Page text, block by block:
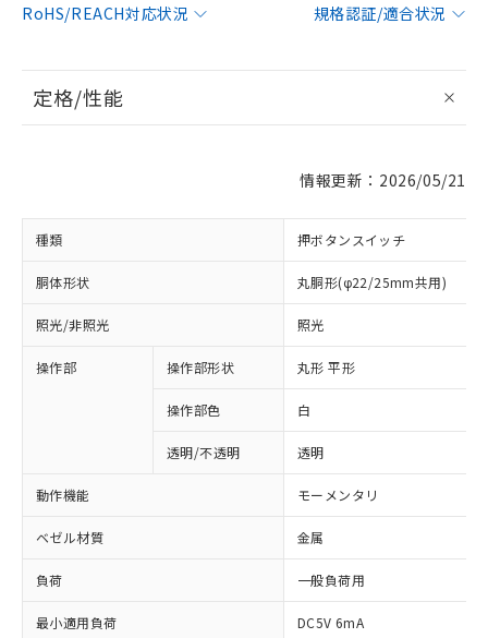
RoHS/REACH対応状況
規格認証/適合状況
定格/性能
情報更新：2026/05/21
種類 押ボタンスイッチ
胴体形状 丸胴形(φ22/25mm共用)
照光/非照光 照光
操作部 操作部形状 丸形 平形
操作部色 白
透明/不透明 透明
動作機能 モーメンタリ
ベゼル材質 金属
負荷 一般負荷用
最小適用負荷 DC5V 6mA